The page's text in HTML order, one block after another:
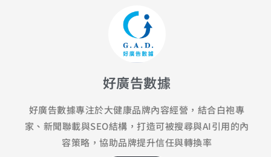
好廣告數據
好廣告數據專注於大健康品牌內容經營，結合白袍專
家、新聞聯載與SEO結構，打造可被搜尋與AI引用的內
容策略，協助品牌提升信任與轉換率